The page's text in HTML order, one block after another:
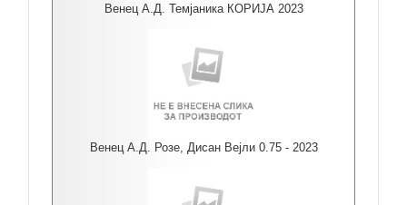
Венец А.Д. Темјаника КОРИЈА 2023
Венец А.Д. Розе, Дисан Вејли 0.75 - 2023